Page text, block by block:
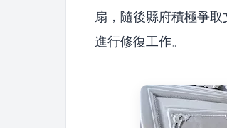
扇，隨後縣府積極爭
進行修復工作。